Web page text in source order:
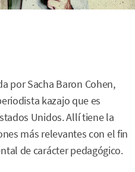
por Sacha Baron Cohen,
kazajo que es
Unidos. Allí tiene la
más relevantes con el fin
de carácter pedagógico.